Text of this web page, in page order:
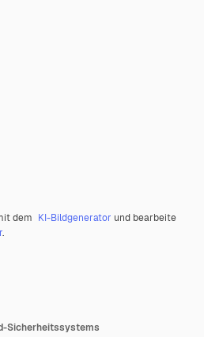
dem KI-Bildgenerator und bearbeite
.
Sicherheitssystems